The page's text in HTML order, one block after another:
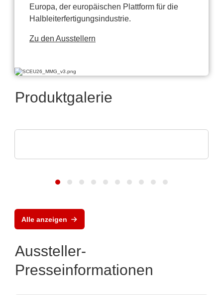
Europa, der europäischen Plattform für die
Halbleiterfertigungsindustrie.
Zu den Ausstellern
Produktgalerie
Alle anzeigen
Aussteller-
Presseinformationen